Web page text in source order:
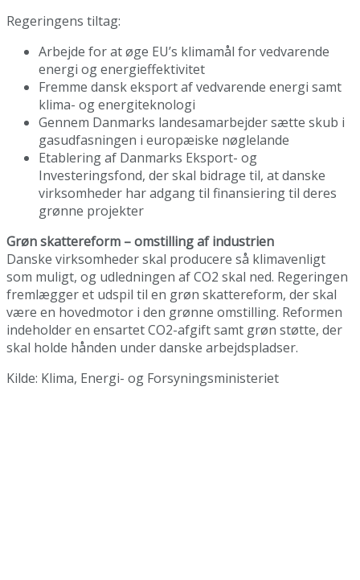
Regeringens tiltag:
Arbejde for at øge EU’s klimamål for vedvarende
energi og energieffektivitet
Fremme dansk eksport af vedvarende energi samt
klima- og energiteknologi
Gennem Danmarks landesamarbejder sætte skub i
gasudfasningen i europæiske nøglelande
Etablering af Danmarks Eksport- og
Investeringsfond, der skal bidrage til, at danske
virksomheder har adgang til finansiering til deres
grønne projekter
Grøn skattereform – omstilling af industrien
Danske virksomheder skal producere så klimavenligt
som muligt, og udledningen af CO2 skal ned. Regeringen
fremlægger et udspil til en grøn skattereform, der skal
være en hovedmotor i den grønne omstilling. Reformen
indeholder en ensartet CO2-afgift samt grøn støtte, der
skal holde hånden under danske arbejdspladser.
Kilde: Klima, Energi- og Forsyningsministeriet